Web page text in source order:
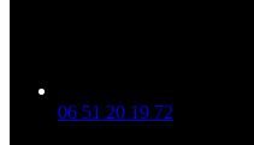
06 51 20 19 72